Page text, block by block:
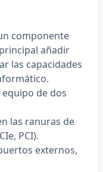
componente
añadir
las capacidades
de dos
las ranuras de
PCI).
externos,